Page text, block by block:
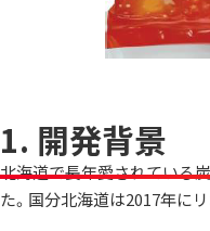
1. 開発背景
北海道で長年愛されている
た。国分北海道は2017年に